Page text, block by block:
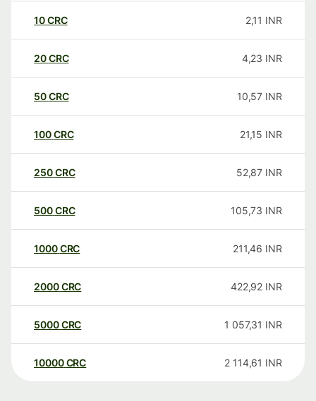
10CRC 2,11 INR
20CRC 4,23 INR
50CRC 10,57 INR
100CRC 21,15 INR
250CRC 52,87 INR
500CRC 105,73 INR
1000CRC 211,46 INR
2000CRC 422,92 INR
5000CRC 1 057,31 INR
10000 CRC 2 114,61 INR